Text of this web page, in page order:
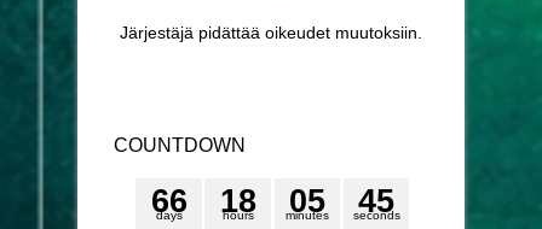
Järjestäjä pidättää oikeudet muutoksiin.
COUNTDOWN
days
66 hours
18 minutes
05 seconds
44
5